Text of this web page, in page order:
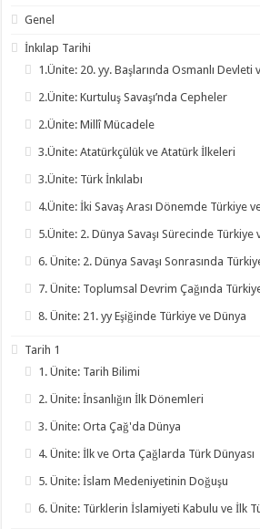
Genel
İnkılap Tarihi
1.Ünite: 20. yy. Başlarında Osmanlı Devleti
2.Ünite: Kurtuluş Savaşı’nda Cepheler
2.Ünite: Millî Mücadele
3.Ünite: Atatürkçülük ve Atatürk İlkeleri
3.Ünite: Türk İnkılabı
4.Ünite: İki Savaş Arası Dönemde Türkiye
5.Ünite: 2. Dünya Savaşı Sürecinde Türkiye
6. Ünite: 2. Dünya Savaşı Sonrasında
7. Ünite: Toplumsal Devrim Çağında
8. Ünite: 21. yy Eşiğinde Türkiye ve Dünya
Tarih 1
1. Ünite: Tarih Bilimi
2. Ünite: İnsanlığın İlk Dönemleri
3. Ünite: Orta Çağ'da Dünya
4. Ünite: İlk ve Orta Çağlarda Türk Dünyası
5. Ünite: İslam Medeniyetinin Doğuşu
6. Ünite: Türklerin İslamiyeti Kabulu ve İlk